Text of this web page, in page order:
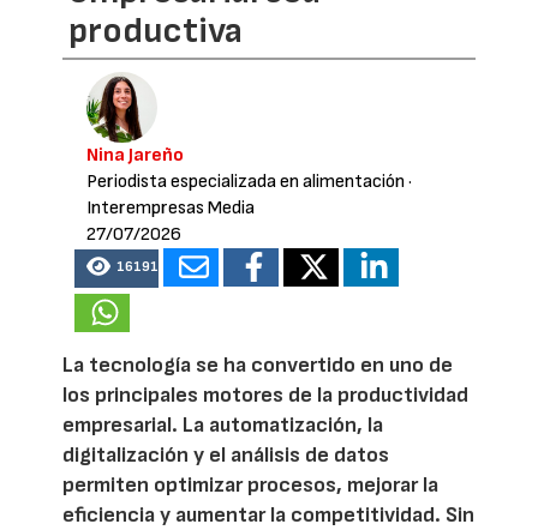
productiva
Nina Jareño
Periodista especializada en alimentación ·
Interempresas Media
27/07/2026
16191
La tecnología se ha convertido en uno de
los principales motores de la productividad
empresarial. La automatización, la
digitalización y el análisis de datos
permiten optimizar procesos, mejorar la
eficiencia y aumentar la competitividad. Sin